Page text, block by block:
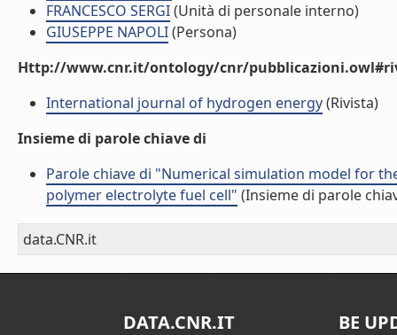
FRANCESCO SERGI(Unità di personale interno)
GIUSEPPE NAPOLI(Persona)
Http://www.cnr.it/ontology/cnr/
International journal of hydrogen energy(Rivista)
Insieme di parole chiave di
Parole chiave di "Numerical simulation model for
polymer electrolyte fuel cell" (Insieme di parole
data.CNR.it
DATA.CNR.IT BE